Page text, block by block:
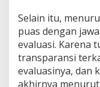
Selain itu,
puas dengan
evaluasi. Karena
transparansi
evaluasinya, dan
akhirnya menurut